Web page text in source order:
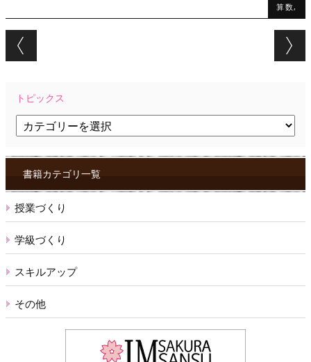
算数,
Post navigation
トピックス
ク
ス書籍カテゴリ一覧
授業づくり
学級づくり
スキルアップ
その他